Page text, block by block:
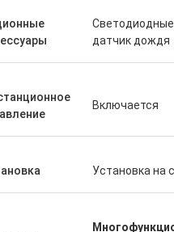
датчик дождя
Включается
Установка на